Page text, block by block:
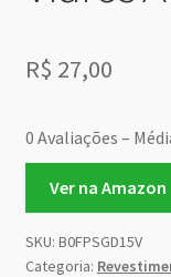
R$ 27,00
0 Avaliações –
Ver na Amazon
SKU: B0FPSGD15V
Categoria: